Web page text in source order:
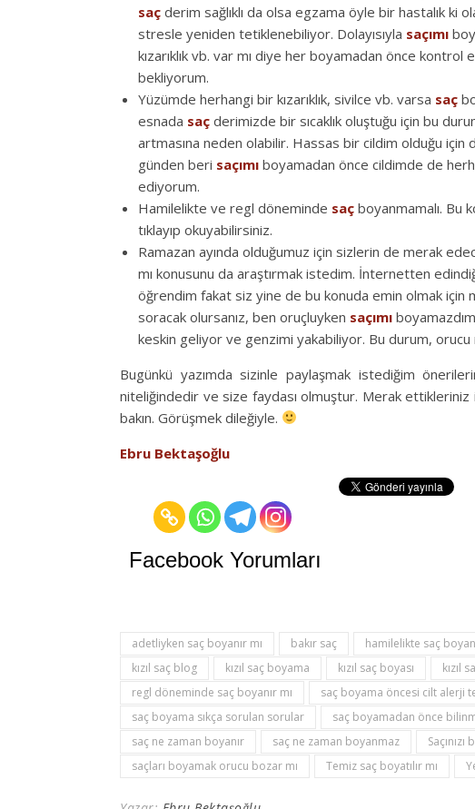
saç derim sağlıklı da olsa egzama öyle bir hastalık ki
stresle yeniden tetiklenebiliyor. Dolayısıyla saçımı
kızarıklık vb. var mı diye her boyamadan önce
bekliyorum.
Yüzümde herhangi bir kızarıklık, sivilce vb. varsa saç
esnada saç derimizde bir sıcaklık oluştuğu için bu
artmasına neden olabilir. Hassas bir cildim olduğu için
günden beri saçımı boyamadan önce cildimde de
ediyorum.
Hamilelikte ve regl döneminde saç boyanmamalı. Bu
tıklayıp okuyabilirsiniz.
Ramazan ayında olduğumuz için sizlerin de merak
mı konusunu da araştırmak istedim. İnternetten
öğrendim fakat siz yine de bu konuda emin olmak için
soracak olursanız, ben oruçluyken saçımı
keskin geliyor ve genzimi yakabiliyor. Bu durum,
Bugünkü yazımda sizinle paylaşmak istediğim
niteliğindedir ve size faydası olmuştur. Merak ettikleriniz
bakın. Görüşmek dileğiyle.
Ebru Bektaşoğlu
Facebook Yorumları
adetliyken saç boyanır mı bakır saç hamilelikte saç
kızıl saç blog
kızıl saç boyama kızıl saç boyası kızıl
regl döneminde saç boyanır mı
saç boyama öncesi cilt alerji
saç boyama sıkça sorulan sorular
saç boyamadan önce
saç ne zaman boyanır
saç ne zaman boyanmaz
saçları boyamak orucu bozar mı
Temiz saç boyatılır mı